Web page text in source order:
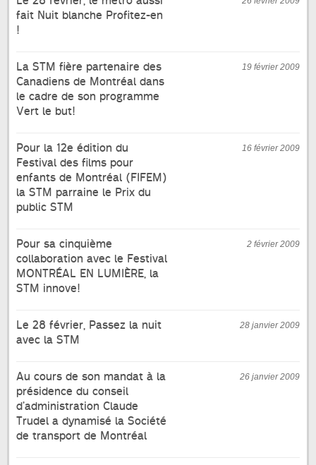
fait Nuit blanche Profitez-en
!
19 février 2009
La STM fière partenaire des
Canadiens de Montréal dans
le cadre de son programme
Vert le but!
16 février 2009
Pour la 12e édition du
Festival des films pour
enfants de Montréal (FIFEM)
la STM parraine le Prix du
public STM
2 février 2009
Pour sa cinquième
collaboration avec le Festival
MONTRÉAL EN LUMIÈRE, la
STM innove!
28 janvier 2009
Le 28 février, Passez la nuit
avec la STM
26 janvier 2009
Au cours de son mandat à la
présidence du conseil
d’administration Claude
Trudel a dynamisé la Société
de transport de Montréal